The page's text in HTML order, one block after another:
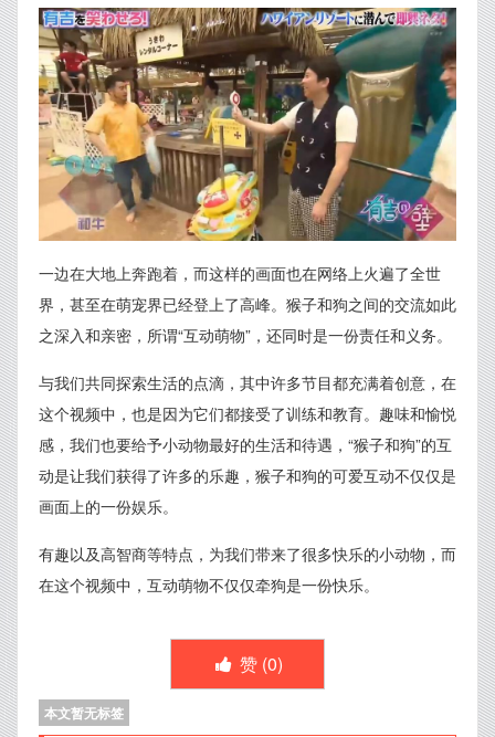
一边在大地上奔跑着，而这样的画面也在网络上火遍了全世
界，甚至在萌宠界已经登上了高峰。猴子和狗之间的交流如此
之深入和亲密，所谓“互动萌物”，还同时是一份责任和义务。
与我们共同探索生活的点滴，其中许多节目都充满着创意，在
这个视频中，也是因为它们都接受了训练和教育。趣味和愉悦
感，我们也要给予小动物最好的生活和待遇，“猴子和狗”的互
动是让我们获得了许多的乐趣，猴子和狗的可爱互动不仅仅是
画面上的一份娱乐。
有趣以及高智商等特点，为我们带来了很多快乐的小动物，而
在这个视频中，互动萌物不仅仅牵狗是一份快乐。
赞 (0)
本文暂无标签